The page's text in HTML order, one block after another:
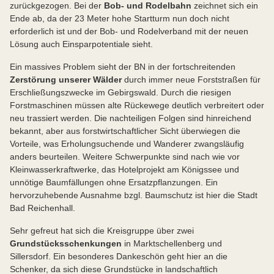
zurückgezogen. Bei der Bob- und Rodelbahn zeichnet sich ein
Ende ab, da der 23 Meter hohe Startturm nun doch nicht
erforderlich ist und der Bob- und Rodelverband mit der neuen
Lösung auch Einsparpotentiale sieht.
Ein massives Problem sieht der BN in der fortschreitenden
Zerstörung unserer Wälderdurch immer neue Forststraßen für
Erschließungszwecke im Gebirgswald. Durch die riesigen
Forstmaschinen müssen alte Rückewege deutlich verbreitert oder
neu trassiert werden. Die nachteiligen Folgen sind hinreichend
bekannt, aber aus forstwirtschaftlicher Sicht überwiegen die
Vorteile, was Erholungsuchende und Wanderer zwangsläufig
anders beurteilen. Weitere Schwerpunkte sind nach wie vor
Kleinwasserkraftwerke, das Hotelprojekt am Königssee und
unnötige Baumfällungen ohne Ersatzpflanzungen. Ein
hervorzuhebende Ausnahme bzgl. Baumschutz ist hier die Stadt
Bad Reichenhall.
Sehr gefreut hat sich die Kreisgruppe über zwei
Grundstücksschenkungen in Marktschellenberg und
Sillersdorf. Ein besonderes Dankeschön geht hier an die
Schenker, da sich diese Grundstücke in landschaftlich